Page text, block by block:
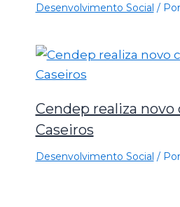
Desenvolvimento Social / Por
Cendep realiza novo
Caseiros
Desenvolvimento Social / Por